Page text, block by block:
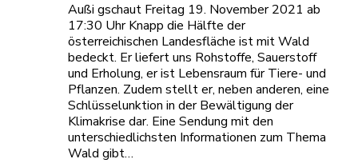
Außi gschaut Freitag 19. November 2021 ab
17:30 Uhr Knapp die Hälfte der
österreichischen Landesfläche ist mit Wald
bedeckt. Er liefert uns Rohstoffe, Sauerstoff
und Erholung, er ist Lebensraum für Tiere- und
Pflanzen. Zudem stellt er, neben anderen, eine
Schlüsselunktion in der Bewältigung der
Klimakrise dar. Eine Sendung mit den
unterschiedlichsten Informationen zum Thema
Wald gibt…